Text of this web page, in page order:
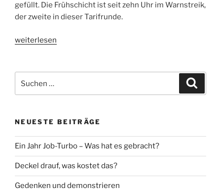
gefüllt. Die Frühschicht ist seit zehn Uhr im Warnstreik,
der zweite in dieser Tarifrunde.
„Sie
nicht“
weiterlesen
nach:
NEUESTE BEITRÄGE
Ein Jahr Job-Turbo – Was hat es gebracht?
Deckel drauf, was kostet das?
Gedenken und demonstrieren